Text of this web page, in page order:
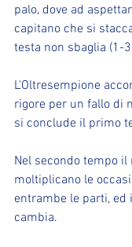
palo, dove ad
capitano che si
testa non sbaglia (1-
L'Oltresempione
rigore per un fallo di
si conclude il primo
Nel secondo tempo il
moltiplicano le
entrambe le parti, ed
cambia.